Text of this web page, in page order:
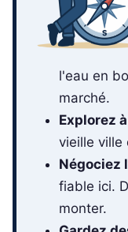
l'eau en
marché.
Explorez
vieille ville
Négociez
fiable ici.
monter.